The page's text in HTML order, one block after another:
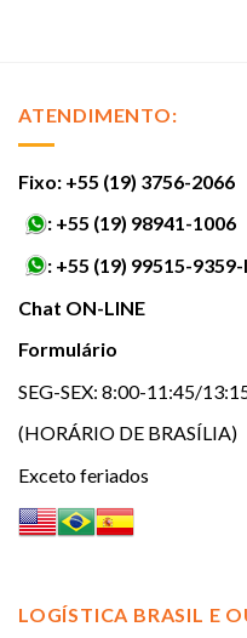
ATENDIMENTO:
Fixo: +55 (19) 3756-2066
: +55 (19) 98941-1006
: +55 (19) 99515-
Chat ON-LINE
Formulário
SEG-SEX: 8:00-11:45/
(HORÁRIO DE BRASÍLIA)
Exceto feriados
LOGÍSTICA BRASIL E